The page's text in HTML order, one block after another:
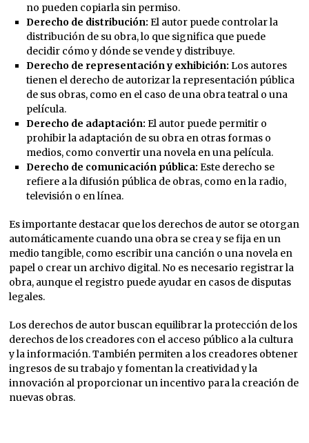
no pueden copiarla sin permiso.
Derecho de distribución: El autor puede controlar la
distribución de su obra, lo que significa que puede
decidir cómo y dónde se vende y distribuye.
Derecho de representación y exhibición: Los autores
tienen el derecho de autorizar la representación pública
de sus obras, como en el caso de una obra teatral o una
película.
Derecho de adaptación: El autor puede permitir o
prohibir la adaptación de su obra en otras formas o
medios, como convertir una novela en una película.
Derecho de comunicación pública: Este derecho se
refiere a la difusión pública de obras, como en la radio,
televisión o en línea.
Es importante destacar que los derechos de autor se otorgan
automáticamente cuando una obra se crea y se fija en un
medio tangible, como escribir una canción o una novela en
papel o crear un archivo digital. No es necesario registrar la
obra, aunque el registro puede ayudar en casos de disputas
legales.
Los derechos de autor buscan equilibrar la protección de los
derechos de los creadores con el acceso público a la cultura
y la información. También permiten a los creadores obtener
ingresos de su trabajo y fomentan la creatividad y la
innovación al proporcionar un incentivo para la creación de
nuevas obras.